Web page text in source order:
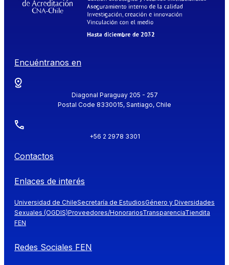
Encuéntranos en
Diagonal Paraguay 205 - 257
Postal Code 8330015, Santiago, Chile
+56 2 2978 3301
Contactos
Enlaces de interés
Universidad de ChileSecretaría de EstudiosGénero y Diversidades
Sexuales (OGDIS)Proveedores/HonorariosTransparenciaTiendita
FEN
Redes Sociales FEN